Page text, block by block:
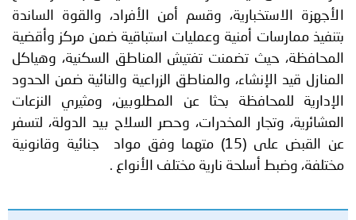
الأجهزة الاستخبارية، وقسم أمن الأفراد، والقوة الساندة
بتنفيذ ممارسات أمنية وعمليات استباقية ضمن مركز وأقضية
المحافظة، حيث تضمنت تفتيش المناطق السكنية، وهياكل
المنازل قيد الإنشاء، والمناطق الزراعية والنائية ضمن الحدود
الإدارية للمحافظة بحثا عن المطلوبين، ومثيري النزعات
العشائرية، وتجار المخدرات، وحصر السلاح بيد الدولة، لتسفر
عن القبض على (15) متهما وفق مواد جنائية وقانونية
مختلفة، وضبط أسلحة نارية مختلف الأنواع .